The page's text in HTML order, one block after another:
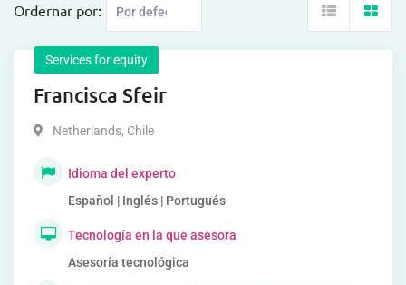
Ordernar por:
Services for equity
Francisca Sfeir
Netherlands, Chile
Idioma del experto
Español | Inglés | Portugués
Tecnología en la que asesora
Asesoría tecnológica